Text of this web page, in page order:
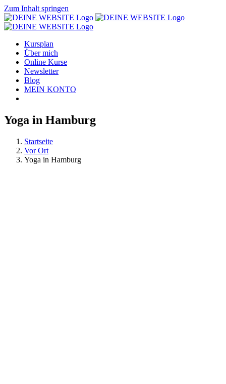
Zum Inhalt springen
Kursplan
Über mich
Online Kurse
Newsletter
Blog
MEIN KONTO
Yoga in Hamburg
Startseite
Vor Ort
Yoga in Hamburg